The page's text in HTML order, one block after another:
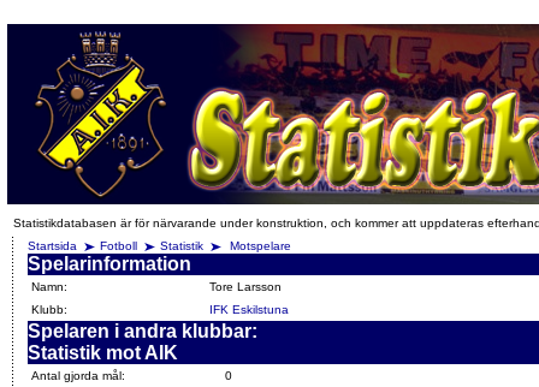
Statistikdatabasen är för närvarande under konstruktion, och kommer att uppdateras
Startsida
Fotboll Statistik Motspelare
Spelarinformation
Namn:
Tore Larsson
Klubb:
IFK Eskilstuna
Spelaren i andra klubbar:
Statistik mot AIK
Antal gjorda mål:
0